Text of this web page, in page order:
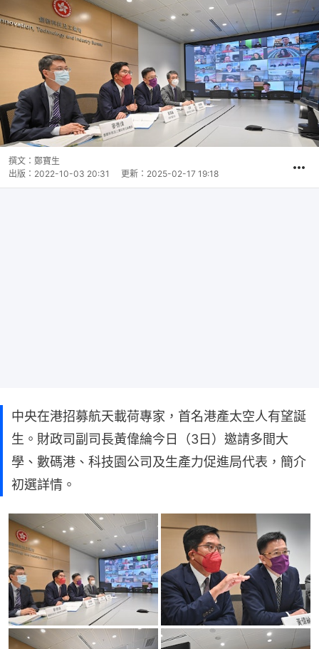
撰文： 鄭寶生
出版： 2022-10-03 20:31 更新： 2025-02-17 19:18
中央在港招募航天載荷專家，首名港產太空人有望誕
生。財政司副司長黃偉綸今日（3日）邀請多間大
學、數碼港、科技園公司及生產力促進局代表，簡介
初選詳情。